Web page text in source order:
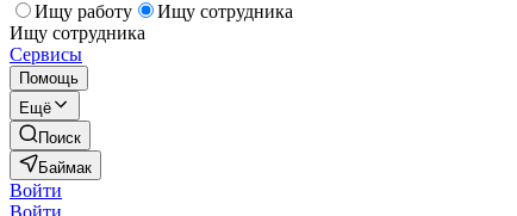
Ищу работу
Ищу сотрудника
Ищу сотрудника
Сервисы
Помощь
Ещё
Поиск
Баймак
Войти
Войти